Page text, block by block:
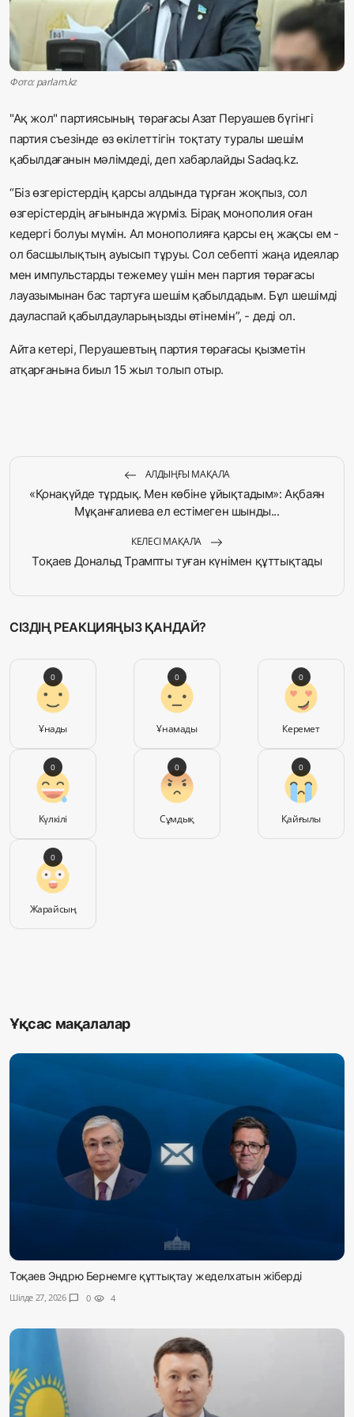
Жаңалықтар
Қоғам
Спорт
Әлем
Журналистік зерттеу
Қазақ тілі
Фото: parlam.kz
"Ақ жол" партиясының төрағасы Азат Перуашев бүгінгі
партия съезінде өз өкілеттігін тоқтату туралы шешім
қабылдағанын мәлімдеді, деп хабарлайды Sadaq.kz.
“Біз өзгерістердің қарсы алдында тұрған жоқпыз, сол
өзгерістердің ағынында жүрміз. Бірақ монополия оған
кедергі болуы мүмін. Ал монополияға қарсы ең жақсы ем -
ол басшылықтың ауысып тұруы. Сол себепті жаңа идеялар
мен импульстарды тежемеу үшін мен партия төрағасы
лауазымынан бас тартуға шешім қабылдадым. Бұл шешімді
дауласпай қабылдауларыңызды өтінемін”, - деді ол.
Айта кетері, Перуашевтың партия төрағасы қызметін
атқарғанына биыл 15 жыл толып отыр.
АЛДЫҢҒЫ МАҚАЛА
«Қонақүйде тұрдық. Мен көбіне ұйықтадым»: Ақбаян
Мұқанғалиева ел естімеген шынды...
КЕЛЕСІ МАҚАЛА
Тоқаев Дональд Трампты туған күнімен құттықтады
СІЗДІҢ РЕАКЦИЯҢЫЗ ҚАНДАЙ?
Ұнады
0
Ұнамады
0
Керемет
0
Күлкілі
0
Сұмдық
0
Қайғылы
0
Жарайсың
0
Ұқсас мақалалар
Тоқаев Эндрю Бернемге құттықтау жеделхатын жіберді
Шілде 27, 2026 chat_bubble 0 visibility 4